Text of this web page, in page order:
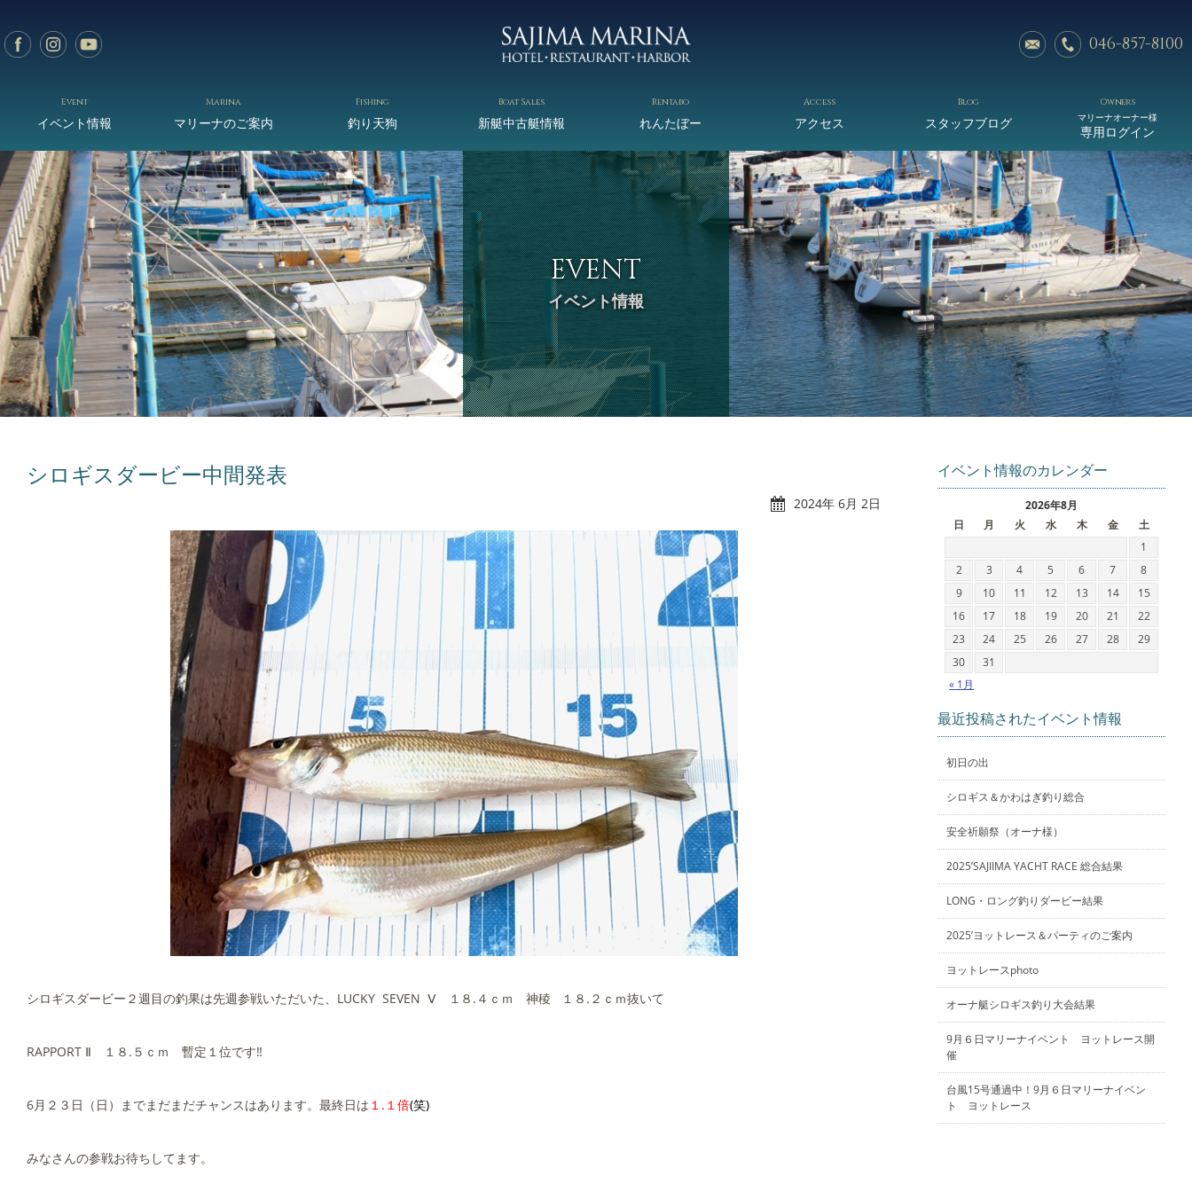
046-857-8100
Event
イベント情報
Marina
マリーナのご案内
Fishing
釣り天狗
Boat Sales
新艇中古艇情報
Rentabo
れんたぼー
Access
アクセス
Blog
スタッフブログ
Owners
マリーナオーナー様
専用ログイン
EVENT
イベント情報
シロギスダービー中間発表
2024年 6月 2日
シロギスダービー２週目の釣果は先週参戦いただいた、LUCKY SEVEN Ⅴ １８.４ｃｍ 神稜 １８.２ｃｍ抜いて
RAPPORT Ⅱ １８.５ｃｍ 暫定１位です‼
6月２３日（日）までまだまだチャンスはあります。最終日は １.１倍(笑)
みなさんの参戦お待ちしてます。
イベント情報のカレンダー
2026年8月
日
月 火 水 木 金 土
« 1月
1
2
3 4 5 6 7
8
9
10 11 12 13 14
15
16
17 18 19 20 21
22
23
24 25 26 27 28
29
30
31
最近投稿されたイベント情報
初日の出
シロギス＆かわはぎ釣り総合
安全祈願祭（オーナ様）
2025’SAJIIMA YACHT RACE 総合結果
LONG・ロング釣りダービー結果
2025’ヨットレース＆パーティのご案内
ヨットレースphoto
オーナ艇シロギス釣り大会結果
9月６日マリーナイベント ヨットレース開
催
台風15号通過中！9月６日マリーナイベン
ト ヨットレース